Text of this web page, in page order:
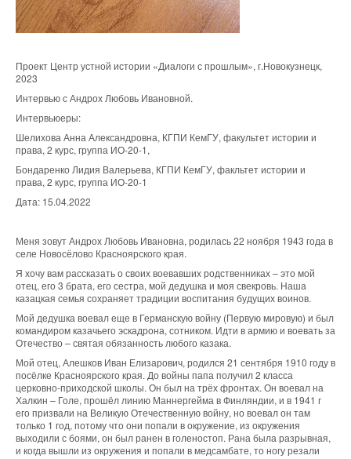
Проект Центр устной истории «Диалоги с прошлым», г.Новокузнецк,
2023
Интервью с Андрох Любовь Ивановной.
Интервьюеры:
Шелихова Анна Александровна, КГПИ КемГУ, факультет истории и
права, 2 курс, группа ИО-20-1,
Бондаренко Лидия Валерьева, КГПИ КемГУ, факльтет истории и
права, 2 курс, группа ИО-20-1
Дата: 15.04.2022
Меня зовут Андрох Любовь Ивановна, родилась 22 ноября 1943 года в
селе Новосёлово Красноярского края.
Я хочу вам рассказать о своих воевавших родственниках – это мой
отец, его 3 брата, его сестра, мой дедушка и моя свекровь. Наша
казацкая семья сохраняет традиции воспитания будущих воинов.
Мой дедушка воевал еще в Германскую войну (Первую мировую) и был
командиром казачьего эскадрона, сотником. Идти в армию и воевать за
Отечество – святая обязанность любого казака.
Мой отец, Алешков Иван Елизарович, родился 21 сентября 1910 году в
посёлке Красноярского края. До войны папа получил 2 класса
церковно-приходской школы. Он был на трёх фронтах. Он воевал на
Халкин – Голе, прошёл линию Маннергейма в Финляндии, и в 1941 г
его призвали на Великую Отечественную войну, но воевал он там
только 1 год, потому что они попали в окружение, из окружения
выходили с боями, он был ранен в голеностоп. Рана была разрывная,
и когда вышли из окружения и попали в медсамбате, то ногу резали